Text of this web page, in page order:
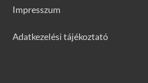
Impresszum
Adatkezelési tájékoztató